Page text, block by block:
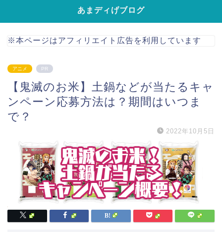
あまディげブログ
※本ページはアフィリエイト広告を利用しています
アニメ PR
【鬼滅のお米】土鍋などが当たるキャ
ンペーン応募方法は？期間はいつま
で？
2022年10月5日